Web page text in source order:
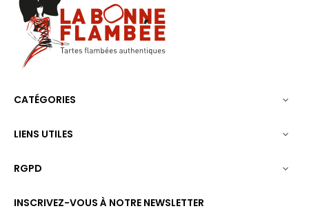
CATÉGORIES 
LIENS UTILES 
RGPD 
INSCRIVEZ-VOUS À NOTRE NEWSLETTER